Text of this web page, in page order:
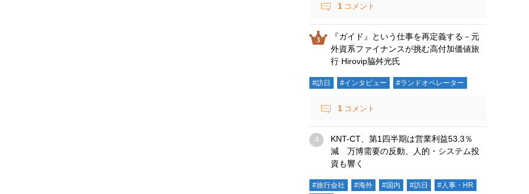
1 コメント
『ガイド』という仕事を再定義する－元
外資系ファイナンスが挑む高付加価値旅
行 Hirovip脇舛光氏
#訪日 #インタビュー #ランドオペレーター
1 コメント
KNT-CT、第1四半期は営業利益53.3％
減 万博需要の反動、人的・システム投
資も響く
#旅行会社 #海外 #国内 #訪日 #人事・HR